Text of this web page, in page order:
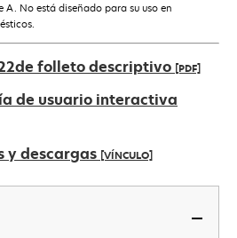
A. No está diseñado para su uso en
folleto descriptivo [PDF]
de usuario interactiva
y descargas [VÍNCULO]